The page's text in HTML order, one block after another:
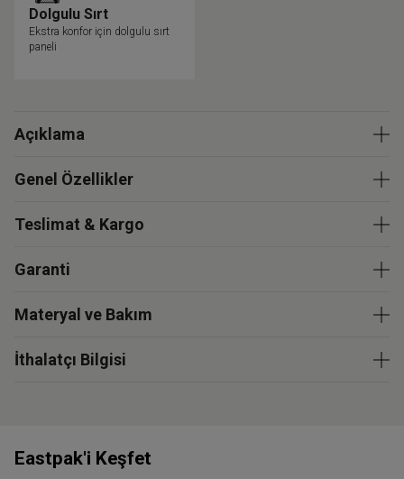
Dolgulu Sırt
Ekstra konfor için dolgulu sırt
paneli
Açıklama
Genel Özellikler
Teslimat & Kargo
Garanti
Materyal ve Bakım
İthalatçı Bilgisi
Eastpak'i Keşfet